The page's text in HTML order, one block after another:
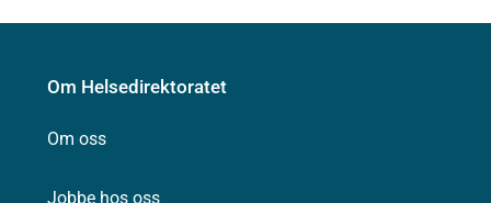
Om Helsedirektoratet
Om oss
Jobbe hos oss